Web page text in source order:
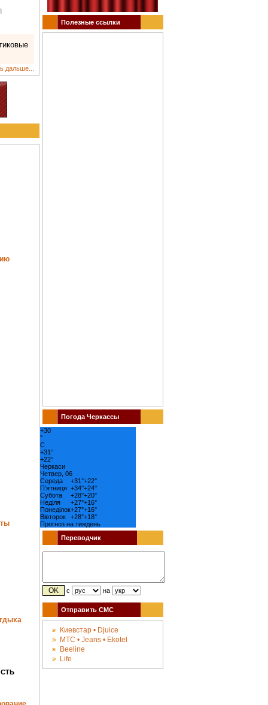
дальше...
Полезные ссылки
Погода Черкассы
+30
°
C
+31°
+22°
Черкаси
Четвер, 06
Середа
+31°+22°
П’ятниця +34°+24°
Субота
+28°+20°
Неділя
+27°+16°
Понеділок+27°+16°
Вівторок
+28°+18°
Прогноз на тиждень
Переводчик
с на
Отправить СМС
Киевстар • Djuice
МТС • Jeans • Ekotel
Beeline
Life